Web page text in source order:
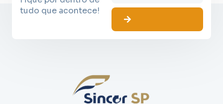
tudo que acontece!